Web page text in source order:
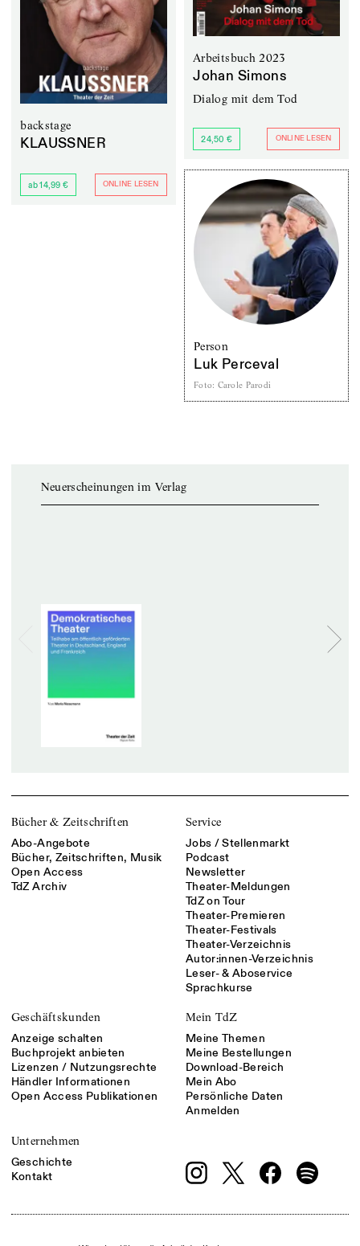
Arbeitsbuch 2023
Johan Simons
Dialog mit dem Tod
24,50 € ONLINE LESEN
backstage
KLAUSSNER
ab 14,99 € ONLINE LESEN
Person
Luk Perceval
Foto: Carole Parodi
Neuerscheinungen im Verlag
Bücher & Zeitschriften
Abo-Angebote
Bücher, Zeitschriften, Musik
Open Access
TdZ Archiv
Service
Jobs / Stellenmarkt
Podcast
Newsletter
Theater-Meldungen
TdZ on Tour
Theater-Premieren
Theater-Festivals
Theater-Verzeichnis
Autor:innen-Verzeichnis
Leser- & Aboservice
Sprachkurse
Geschäftskunden
Anzeige schalten
Buchprojekt anbieten
Lizenzen / Nutzungsrechte
Händler Informationen
Open Access Publikationen
Mein TdZ
Meine Themen
Meine Bestellungen
Download-Bereich
Mein Abo
Persönliche Daten
Anmelden
Unternehmen
Geschichte
Kontakt